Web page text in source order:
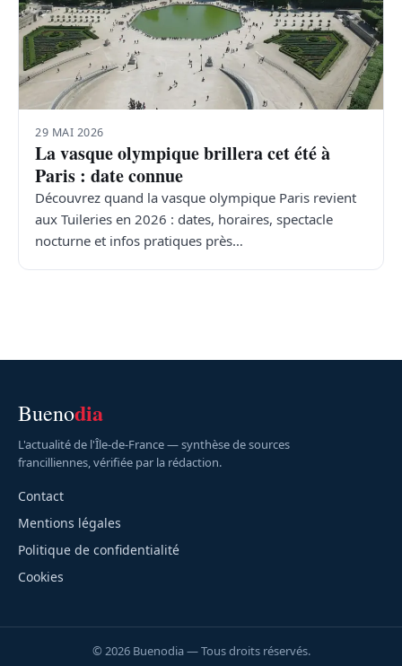
29 MAI 2026
La vasque olympique brillera cet été à
Paris : date connue
Découvrez quand la vasque olympique Paris revient
aux Tuileries en 2026 : dates, horaires, spectacle
nocturne et infos pratiques près…
Buenodia
L'actualité de l'Île-de-France — synthèse de sources
francilliennes, vérifiée par la rédaction.
Contact
Mentions légales
Politique de confidentialité
Cookies
© 2026 Buenodia — Tous droits réservés.